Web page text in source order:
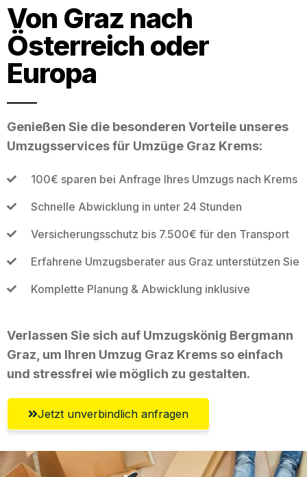
Von Graz nach
Österreich oder
Europa
Genießen Sie die besonderen Vorteile unseres
Umzugsservices für Umzüge Graz Krems:
100€ sparen bei Anfrage Ihres Umzugs nach Krems
Schnelle Abwicklung in unter 24 Stunden
Versicherungsschutz bis 7.500€ für den Transport
Erfahrene Umzugsberater aus Graz unterstützen Sie
Komplette Planung & Abwicklung inklusive
Verlassen Sie sich auf Umzugskönig Bergmann
Graz, um Ihren Umzug Graz Krems so einfach
und stressfrei wie möglich zu gestalten.
Jetzt unverbindlich anfragen